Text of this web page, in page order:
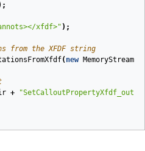
xfdf>" );
from the XFDF string
( new MemoryStream
+